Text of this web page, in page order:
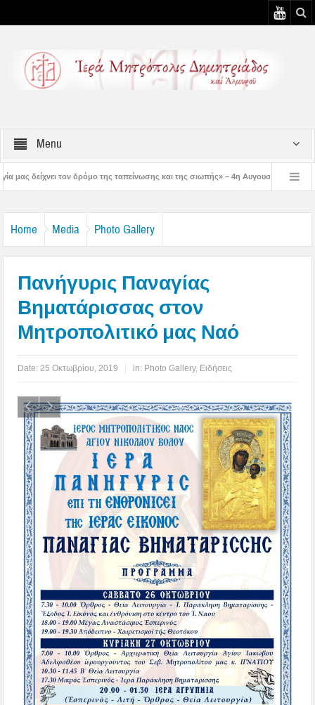
Menu
της ταπείνωσης και της σιωπής» – 4η Αυγουστιάτικη Παράκληση στην
Home Media Photo Gallery
Πανήγυρις Παναγίας
Βηματάρισσας στον
Μητροπολιτικό μας Ναό
Date: 25 Οκτωβρίου, 2019 in: Photo Gallery, Ειδήσεις